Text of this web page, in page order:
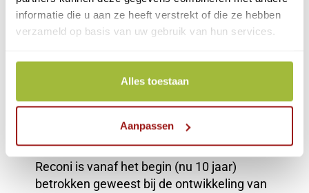
informatie die u aan ze heeft verstrekt of die ze hebben
verzameld op basis van uw gebruik van hun services.
Alles toestaan
Aanpassen
94% van de aanvragen wordt de volgende
werkdag verwerkt. De resterende 6% wordt
via onze spoedprocedure.
onze core business is het leveren van
eHerkenning en PKIOverheid certificaten.
Reconi is vanaf het begin (nu 10 jaar)
betrokken geweest bij de ontwikkeling van